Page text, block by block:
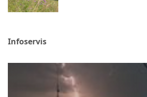
Infoservis